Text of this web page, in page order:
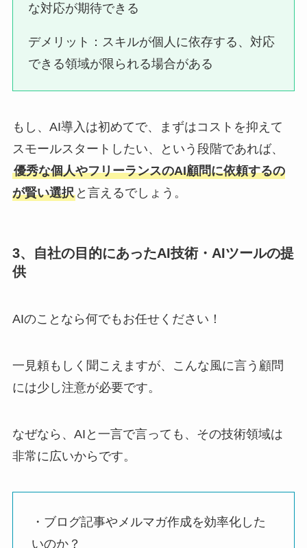
な対応が期待できる
デメリット：スキルが個人に依存する、対応
できる領域が限られる場合がある
もし、AI導入は初めてで、まずはコストを抑えて
スモールスタートしたい、という段階であれば、
優秀な個人やフリーランスのAI顧問に依頼するの
が賢い選択と言えるでしょう。
3、自社の目的にあったAI技術・AIツールの提
供
AIのことなら何でもお任せください！
一見頼もしく聞こえますが、こんな風に言う顧問
には少し注意が必要です。
なぜなら、AIと一言で言っても、その技術領域は
非常に広いからです。
・ブログ記事やメルマガ作成を効率化した
いのか？